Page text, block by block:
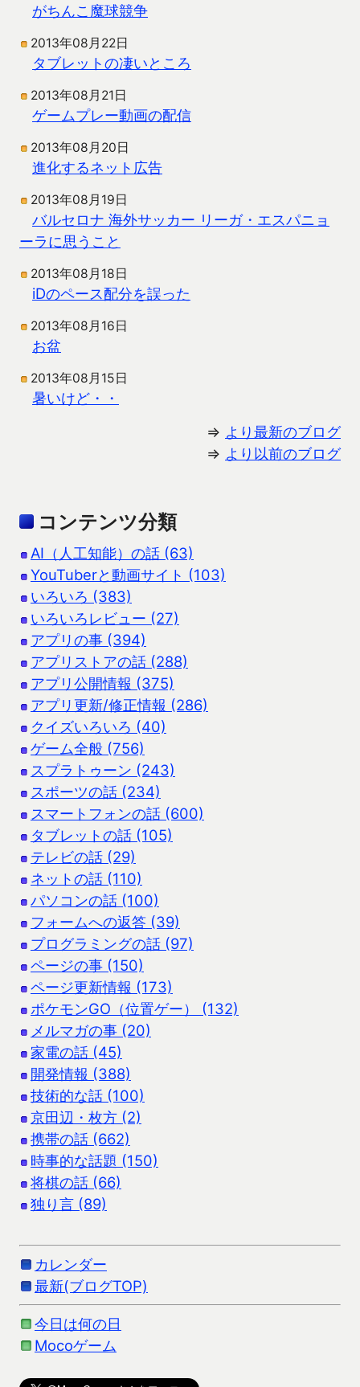
がちんこ魔球競争
2013年08月22日
タブレットの凄いところ
2013年08月21日
ゲームプレー動画の配信
2013年08月20日
進化するネット広告
2013年08月19日
バルセロナ 海外サッカー リーガ・エスパニョ
ーラに思うこと
2013年08月18日
iDのペース配分を誤った
2013年08月16日
お盆
2013年08月15日
暑いけど・・
⇒ より最新のブログ
⇒ より以前のブログ
コンテンツ分類
AI（人工知能）の話 (63)
YouTuberと動画サイト (103)
いろいろ (383)
いろいろレビュー (27)
アプリの事 (394)
アプリストアの話 (288)
アプリ公開情報 (375)
アプリ更新/修正情報 (286)
クイズいろいろ (40)
ゲーム全般 (756)
スプラトゥーン (243)
スポーツの話 (234)
スマートフォンの話 (600)
タブレットの話 (105)
テレビの話 (29)
ネットの話 (110)
パソコンの話 (100)
フォームへの返答 (39)
プログラミングの話 (97)
ページの事 (150)
ページ更新情報 (173)
ポケモンGO（位置ゲー） (132)
メルマガの事 (20)
家電の話 (45)
開発情報 (388)
技術的な話 (100)
京田辺・枚方 (2)
携帯の話 (662)
時事的な話題 (150)
将棋の話 (66)
独り言 (89)
カレンダー
最新(ブログTOP)
今日は何の日
Mocoゲーム